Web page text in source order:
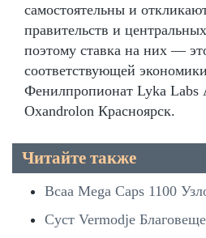
самостоятельны и
правительств и
поэтому ставка на них —
соответствующей
Фенилпропионат Lyka Labs
Oxandrolon Красноярск.
Читайте также
Bcaa Mega Caps 1100
Суст Vermodje